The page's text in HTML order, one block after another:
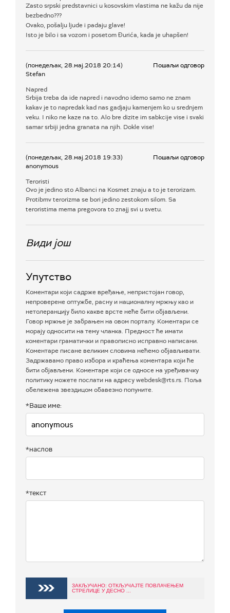
Zasto srpski predstavnici u kosovskim vlastima ne kažu da nije
bezbedno???
Ovako, pošalju ljude i padaju glave!
Isto je bilo i sa vozom i posetom Ðurića, kada je uhapšen!
(понедељак, 28.мај.2018 20:14)
Stefan
Пошаљи одговор
Napred
Srbija treba da ide napred i navodno idemo samo ne znam
kakav je to napredak kad nas gadjaju kamenjem ko u srednjem
veku. I niko ne kaze na to. Alo bre dizite im sabkcije vise i svaki
samar srbiji jedna granata na njih. Dokle vise!
(понедељак, 28.мај.2018 19:33)
anonymous
Пошаљи одговор
Teroristi
Ovo je jedino sto Albanci na Kosmet znaju a to je terorizam.
Protibmv terorizma se bori jedino zestokom silom. Sa
teroristima mema pregovora to znajj svi u svetu.
Види још
Упутство
Коментари који садрже вређање, непристојан говор,
непроверене оптужбе, расну и националну мржњу као и
нетолеранцију било какве врсте неће бити објављени.
Говор мржње је забрањен на овом порталу. Коментари се
морају односити на тему чланка. Предност ће имати
коментари граматички и правописно исправно написани.
Коментаре писане великим словима нећемо објављивати.
Задржавамо право избора и краћења коментара који ће
бити објављени. Коментаре који се односе на уређивачку
политику можете послати на адресу webdesk@rts.rs. Поља
обележена звездицом обавезно попуните.
*Ваше име:
*наслов
*текст
ЗАКЉУЧАНО: ОТКЉУЧАЈТЕ ПОВЛАЧЕЊЕМ
СТРЕЛИЦЕ У ДЕСНО ...